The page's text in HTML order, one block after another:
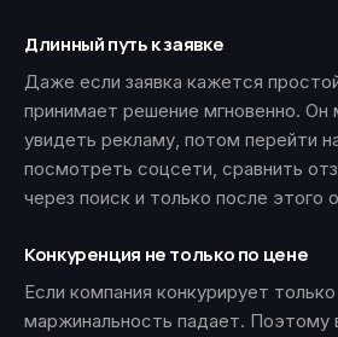
Длинный путь к заявке
Даже если заявка кажется
принимает решение мгновенно. Он
увидеть рекламу, потом перейти
посмотреть соцсети, сравнить
через поиск и только после этого
Конкуренция не только по цене
Если компания конкурирует
маржинальность падает. Поэтому